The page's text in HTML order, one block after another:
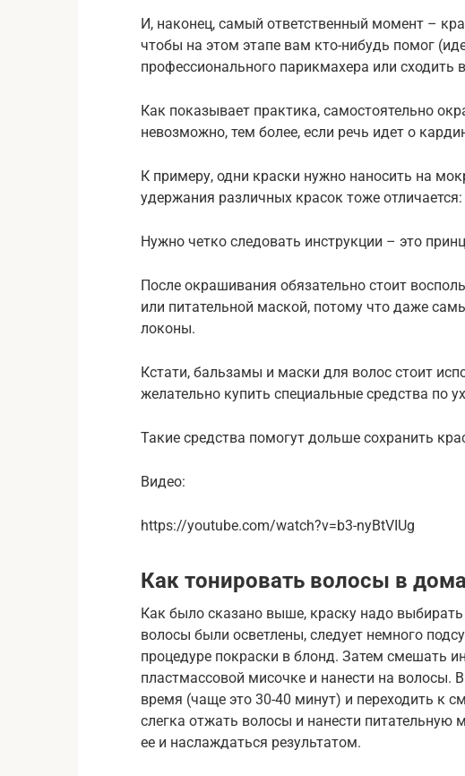
И, наконец, самый ответственный момент –
чтобы на этом этапе вам кто-нибудь помог
профессионального парикмахера или сходить
Как показывает практика, самостоятельно
невозможно, тем более, если речь идет о
К примеру, одни краски нужно наносить на
удержания различных красок тоже
Нужно четко следовать инструкции – это
После окрашивания обязательно стоит
или питательной маской, потому что даже
локоны.
Кстати, бальзамы и маски для волос стоит
желательно купить специальные средства по
Такие средства помогут дольше сохранить
Видео:
https://youtube.com/watch?v=b3-nyBtVIUg
Как тонировать волосы в
Как было сказано выше, краску надо выбирать
волосы были осветлены, следует немного
процедуре покраски в блонд. Затем смешать
пластмассовой мисочке и нанести на волосы.
время (чаще это 30-40 минут) и переходить к
слегка отжать волосы и нанести питательную
ее и наслаждаться результатом.